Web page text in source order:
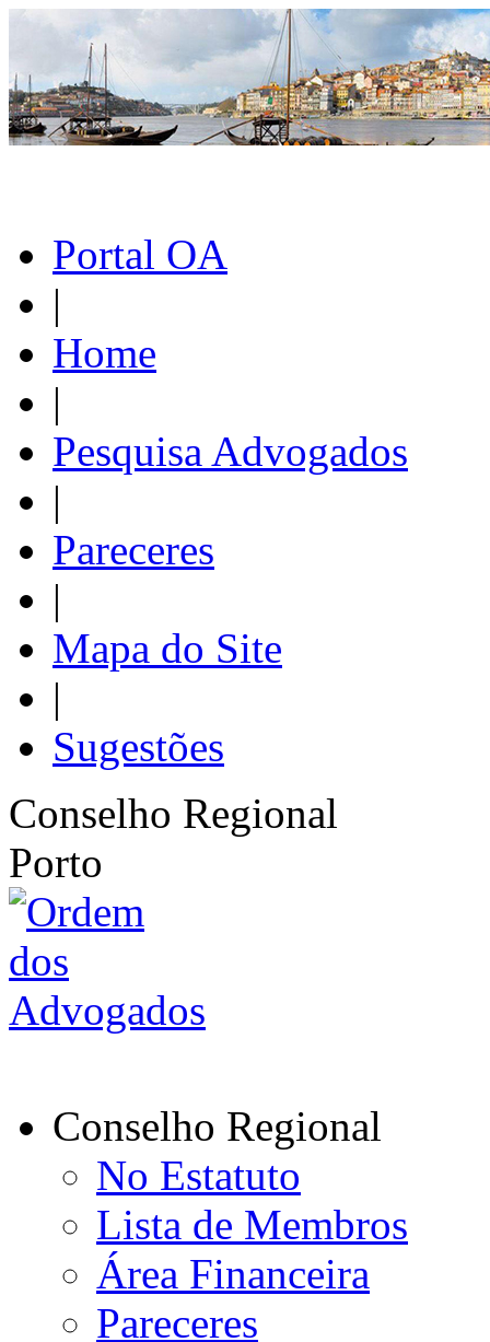
Portal OA
|
Home
|
Pesquisa Advogados
|
Pareceres
|
Mapa do Site
|
Sugestões
Conselho Regional
Porto
Conselho Regional
No Estatuto
Lista de Membros
Área Financeira
Pareceres